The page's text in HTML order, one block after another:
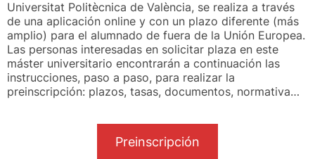
Universitat Politècnica de València, se realiza a través
de una aplicación online y con un plazo diferente (más
amplio) para el alumnado de fuera de la Unión Europea.
Las personas interesadas en solicitar plaza en este
máster universitario encontrarán a continuación las
instrucciones, paso a paso, para realizar la
preinscripción: plazos, tasas, documentos, normativa…
Preinscripción